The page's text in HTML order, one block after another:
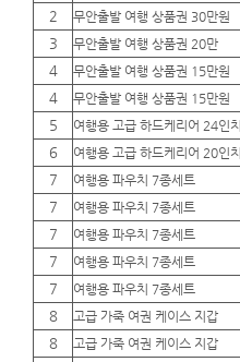
2
무안출발 여행 상품권 30만원
3
무안출발 여행 상품권 20만
4
무안출발 여행 상품권 15만원
4
무안출발 여행 상품권 15만원
5
여행용 고급 하드케리어 24인치
6
여행용 고급 하드케리어 20인치
7
여행용 파우치 7종세트
7
여행용 파우치 7종세트
7
여행용 파우치 7종세트
7
여행용 파우치 7종세트
7
여행용 파우치 7종세트
8
고급 가죽 여권 케이스 지갑
8
고급 가죽 여권 케이스 지갑